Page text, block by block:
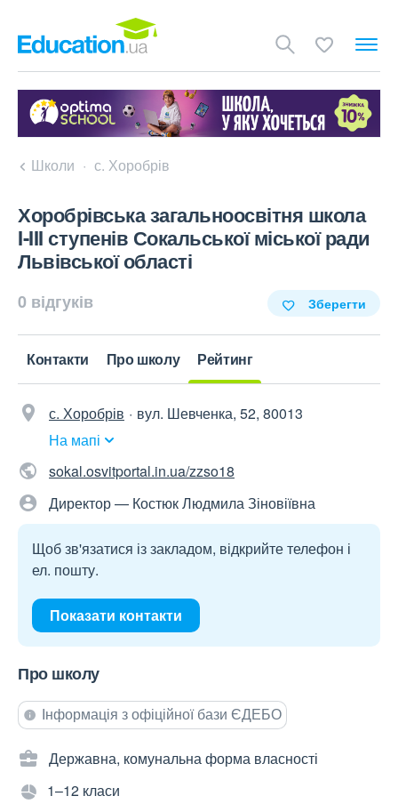
Школи с. Хоробрів
Хоробрівська загальноосвітня школа
I-III ступенів Сокальської міської ради
Львівської області
0 відгуків Зберегти
Контакти Про школу Рейтинг
с. Хоробрів
вул. Шевченка, 52, 80013
На мапі
sokal.osvitportal.in.ua/zzso18
Директор — Костюк Людмила Зіновіївна
Щоб зв'язатися із закладом, відкрийте телефон і
ел. пошту.
Показати контакти
Про школу
Інформація з офіційної бази ЄДЕБО
Державна, комунальна форма власності
1–12 класи